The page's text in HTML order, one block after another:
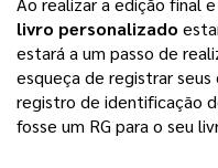
livro personalizado
estará a um passo de
esqueça de registrar
registro de identificação
fosse um RG para o seu